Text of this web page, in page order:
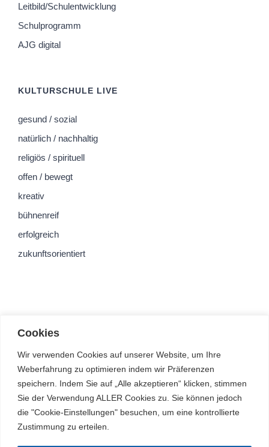
Cookies
Wir verwenden Cookies auf unserer Website, um Ihre
Weberfahrung zu optimieren indem wir Präferenzen
speichern. Indem Sie auf „Alle akzeptieren“ klicken, stimmen
Sie der Verwendung ALLER Cookies zu. Sie können jedoch
die "Cookie-Einstellungen" besuchen, um eine kontrollierte
Zustimmung zu erteilen.
Leitbild/Schulentwicklung
Schulprogramm
AJG digital
KULTURSCHULE LIVE
gesund / sozial
natürlich / nachhaltig
religiös / spirituell
offen / bewegt
kreativ
bühnenreif
erfolgreich
zukunftsorientiert